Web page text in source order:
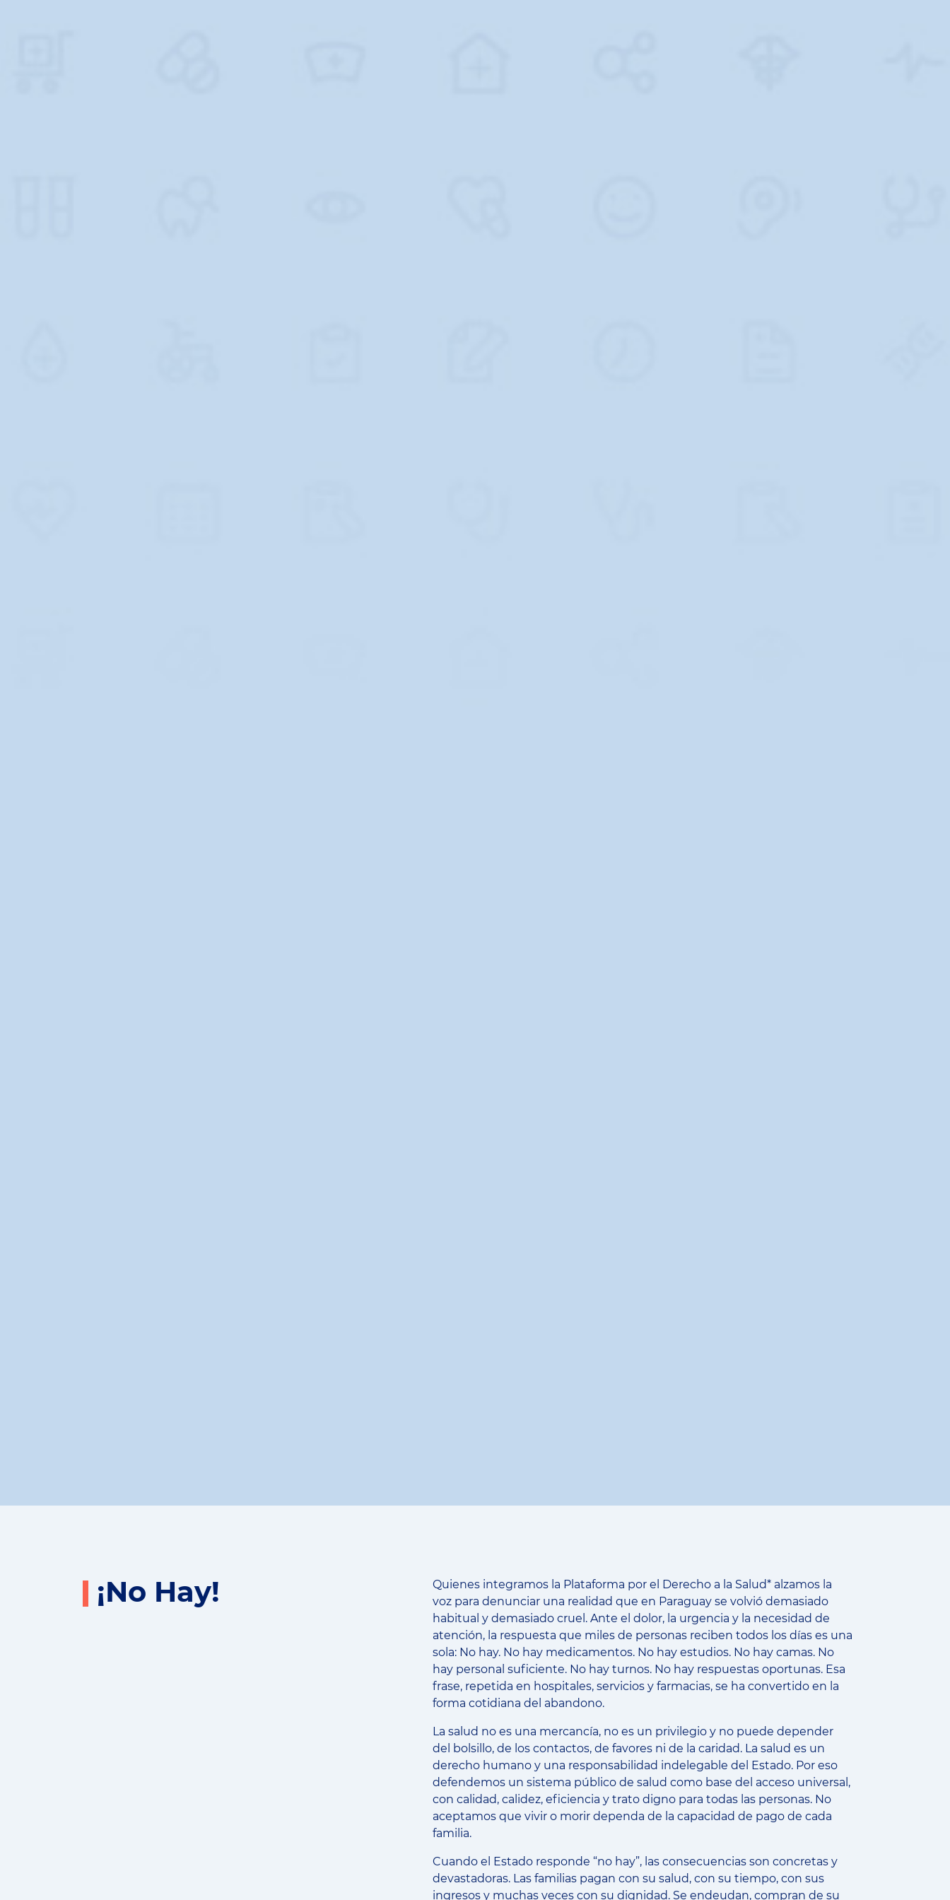
¡No Hay!
Quienes integramos la Plataforma por el Derecho a la Salud* alzamos la
voz para denunciar una realidad que en Paraguay se volvió demasiado
habitual y demasiado cruel. Ante el dolor, la urgencia y la necesidad de
atención, la respuesta que miles de personas reciben todos los días es una
sola: No hay. No hay medicamentos. No hay estudios. No hay camas. No
hay personal suficiente. No hay turnos. No hay respuestas oportunas. Esa
frase, repetida en hospitales, servicios y farmacias, se ha convertido en la
forma cotidiana del abandono.
La salud no es una mercancía, no es un privilegio y no puede depender
del bolsillo, de los contactos, de favores ni de la caridad. La salud es un
derecho humano y una responsabilidad indelegable del Estado. Por eso
defendemos un sistema público de salud como base del acceso universal,
con calidad, calidez, eficiencia y trato digno para todas las personas. No
aceptamos que vivir o morir dependa de la capacidad de pago de cada
familia.
Cuando el Estado responde “no hay”, las consecuencias son concretas y
devastadoras. Las familias pagan con su salud, con su tiempo, con sus
ingresos y muchas veces con su dignidad. Se endeudan, compran de su